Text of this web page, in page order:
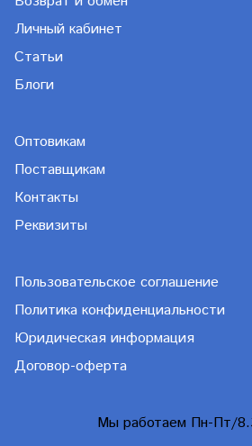
Личный кабинет
Статьи
Блоги
Оптовикам
Поставщикам
Контакты
Реквизиты
Пользовательское соглашение
Политика конфиденциальности
Юридическая информация
Договор-оферта
Мы работаем Пн-Пт/